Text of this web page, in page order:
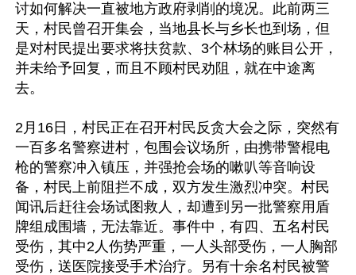
讨如何解决一直被地方政府剥削的境况。此前两三
天，村民曾召开集会，当地县长与乡长也到场，但
是对村民提出要求将扶贫款、3个林场的账目公开，
并未给予回复，而且不顾村民劝阻，就在中途离
去。
2月16日，村民正在召开村民反贪大会之际，突然有
一百多名警察进村，包围会议场所，由携带警棍电
枪的警察冲入镇压，并强抢会场的嗽叭等音响设
备，村民上前阻拦不成，双方发生激烈冲突。村民
闻讯后赶往会场试图救人，却遭到另一批警察用盾
牌组成围墙，无法靠近。事件中，有四、五名村民
受伤，其中2人伤势严重，一人头部受伤，一人胸部
受伤，送医院接受手术治疗。另有十余名村民被警